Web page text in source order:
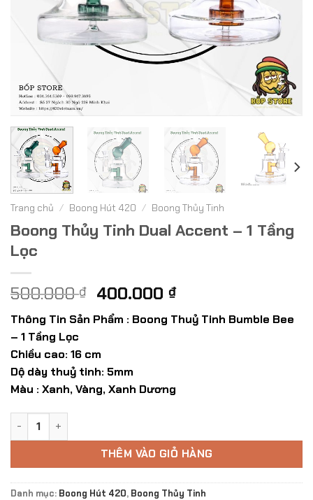
Trang chủ / Boong Hút 420 / Boong Thủy Tinh
Boong Thủy Tinh Dual Accent – 1 Tầng
Lọc
500.000₫ Giá
gốc
là:
400.000 ₫Giá
hiện
tại
Thông Tin Sản Phẩm : Boong Thuỷ Tinh Bumble Bee
– 1 Tầng Lọc
Chiều cao: 16 cm
Dộ dày thuỷ tinh: 5mm
Màu : Xanh, Vàng, Xanh Dương
Boong Thủy Tinh Dual Accent - 1 Tầng Lọc số lượng
THÊM VÀO GIỎ HÀNG
Danh mục: Boong Hút 420, Boong Thủy Tinh